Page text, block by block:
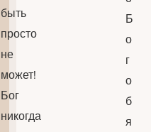
быть
просто
не
может!
Бог
никогда
Б
о
г
о
б
я